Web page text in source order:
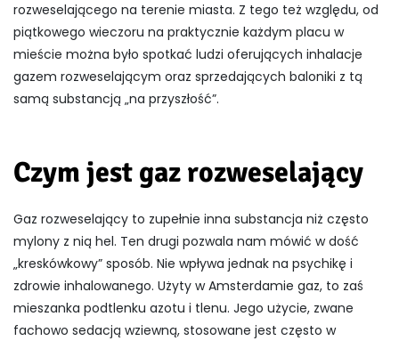
rozweselającego na terenie miasta. Z tego też względu, od
piątkowego wieczoru na praktycznie każdym placu w
mieście można było spotkać ludzi oferujących inhalacje
gazem rozweselającym oraz sprzedających baloniki z tą
samą substancją „na przyszłość”.
Czym jest gaz rozweselający
Gaz rozweselający to zupełnie inna substancja niż często
mylony z nią hel. Ten drugi pozwala nam mówić w dość
„kreskówkowy” sposób. Nie wpływa jednak na psychikę i
zdrowie inhalowanego. Użyty w Amsterdamie gaz, to zaś
mieszanka podtlenku azotu i tlenu. Jego użycie, zwane
fachowo sedacją wziewną, stosowane jest często w